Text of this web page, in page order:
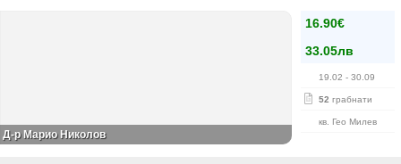
16.90€
33.05лв
19.02 - 30.09
52 грабнати
кв. Гео Милев
Д-р Марио Николов